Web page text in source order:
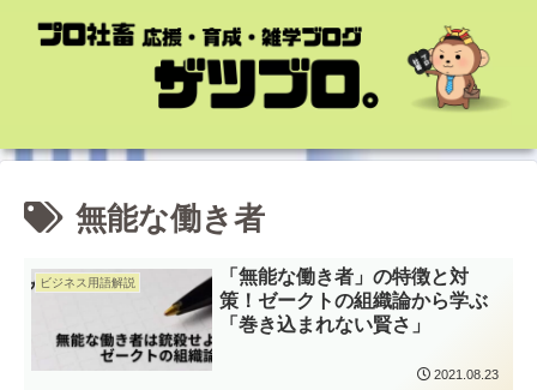
無能な働き者
ビジネス用語解説
「無能な働き者」の特徴と対
策！ゼークトの組織論から学ぶ
「巻き込まれない賢さ」
2021.08.23